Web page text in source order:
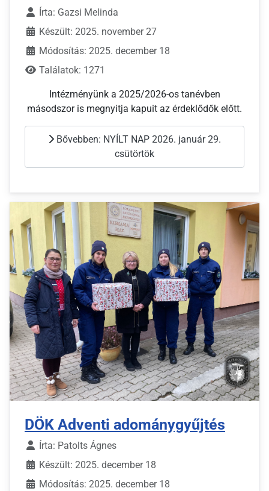
Írta: Gazsi Melinda
Készült: 2025. november 27
Módosítás: 2025. december 18
Találatok: 1271
Intézményünk a 2025/2026-os tanévben
másodszor is megnyitja kapuit az érdeklődők előtt.
Bővebben: NYÍLT NAP 2026. január 29.
csütörtök
DÖK Adventi adománygyűjtés
Írta: Patolts Ágnes
Készült: 2025. december 18
Módosítás: 2025. december 18